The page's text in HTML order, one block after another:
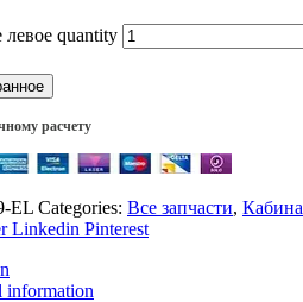
левое quantity
расчету
EL Categories: Все запчасти, Кабина
Linkedin Pinterest
information